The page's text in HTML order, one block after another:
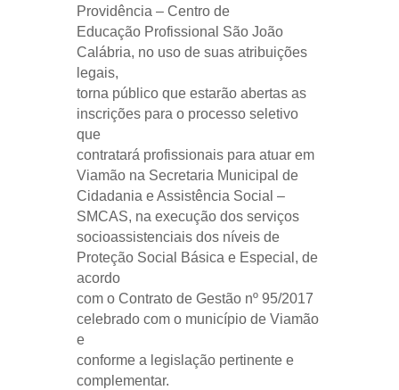
Providência – Centro de
Educação Profissional São João
Calábria, no uso de suas atribuições
legais,
torna público que estarão abertas as
inscrições para o processo seletivo
que
contratará profissionais para atuar em
Viamão na Secretaria Municipal de
Cidadania e Assistência Social –
SMCAS, na execução dos serviços
socioassistenciais dos níveis de
Proteção Social Básica e Especial, de
acordo
com o Contrato de Gestão nº 95/2017
celebrado com o município de Viamão
e
conforme a legislação pertinente e
complementar.